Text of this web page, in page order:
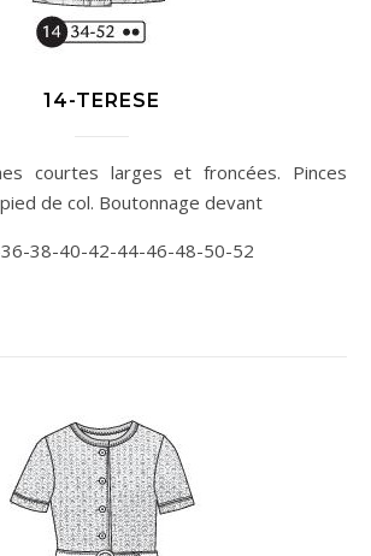
14-TERESE
de col. Boutonnage devant
36-38-40-42-44-46-48-50-52